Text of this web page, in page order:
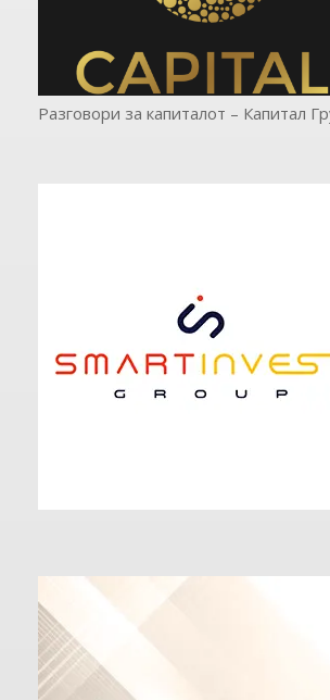
Разговори за капиталот – Капитал